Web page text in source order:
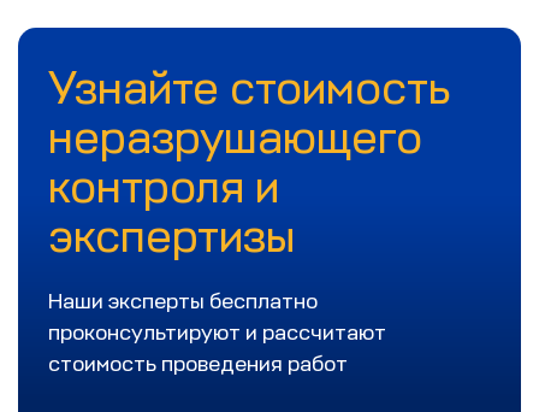
Узнайте стоимость
неразрушающего
контроля и
экспертизы
Наши эксперты бесплатно
проконсультируют и рассчитают
стоимость проведения работ